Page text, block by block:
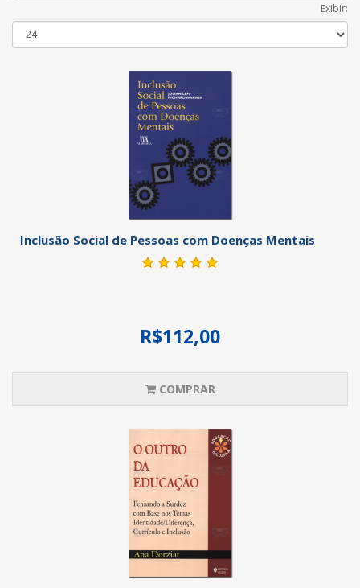
Exibir:
Inclusão Social de Pessoas com Doenças Mentais
R$112,00
COMPRAR